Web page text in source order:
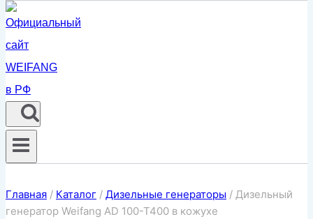
Главная / Каталог / Дизельные генераторы / Дизельный
генератор Weifang AD 100-T400 в кожухе